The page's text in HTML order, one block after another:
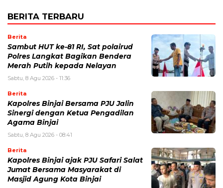
BERITA TERBARU
Berita
Sambut HUT ke-81 RI, Sat polairud
Polres Langkat Bagikan Bendera
Merah Putih kepada Nelayan
Sabtu, 8 Agu 2026 - 11:36
Berita
Kapolres Binjai Bersama PJU Jalin
Sinergi dengan Ketua Pengadilan
Agama Binjai
Sabtu, 8 Agu 2026 - 08:41
Berita
Kapolres Binjai ajak PJU Safari Salat
Jumat Bersama Masyarakat di
Masjid Agung Kota Binjai